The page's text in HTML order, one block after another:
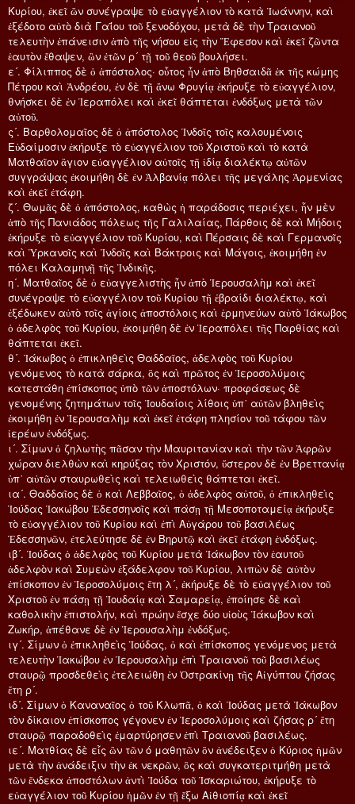
Κυρίου, ἐκεῖ ὢν συνέγραψε τὸ εὐαγγέλιον τὸ κατὰ Ἰωάννην, καὶ
ἐξέδοτο αὐτὸ διὰ Γαΐου τοῦ ξενοδόχου, μετὰ δὲ τὴν Τραιανοῦ
τελευτὴν ἐπάνεισιν ἀπὸ τῆς νήσου εἰς τὴν Ἔφεσον καὶ ἐκεῖ ζῶντα
ἑαυτὸν ἔθαψεν, ὢν ἐτῶν ρ´ τῇ τοῦ θεοῦ βουλήσει.
ε´. Φίλιππος δὲ ὁ ἀπόστολος· οὗτος ἦν ἀπὸ Βηθσαιδᾶ ἐκ τῆς κώμης
Πέτρου καὶ Ἀνδρέου, ἐν δὲ τῇ ἄνω Φρυγίᾳ ἐκήρυξε τὸ εὐαγγέλιον,
θνήσκει δὲ ἐν Ἱεραπόλει καὶ ἐκεῖ θάπτεται ἐνδόξως μετὰ τῶν
αὐτοῦ.
ς´. Βαρθολομαῖος δὲ ὁ ἀπόστολος Ἰνδοῖς τοῖς καλουμένοις
Εὐδαίμοσιν ἐκήρυξε τὸ εὐαγγέλιον τοῦ Χριστοῦ καὶ τὸ κατὰ
Ματθαῖον ἅγιον εὐαγγέλιον αὐτοῖς τῇ ἰδίᾳ διαλέκτῳ αὐτῶν
συγγράψας ἐκοιμήθη δὲ ἐν Ἀλβανίᾳ πόλει τῆς μεγάλης Ἀρμενίας
καὶ ἐκεῖ ἐτάφη.
ζ´. Θωμᾶς δὲ ὁ ἀπόστολος, καθὼς ἡ παράδοσις περιέχει, ἦν μὲν
ἀπὸ τῆς Πανιάδος πόλεως τῆς Γαλιλαίας, Πάρθοις δὲ καὶ Μήδοις
ἐκήρυξε τὸ εὐαγγέλιον τοῦ Κυρίου, καὶ Πέρσαις δὲ καὶ Γερμανοῖς
καὶ Ὑρκανοῖς καὶ Ἰνδοῖς καὶ Βάκτροις καὶ Μάγοις, ἐκοιμήθη ἐν
πόλει Καλαμηνῇ τῆς Ἰνδικῆς.
η´. Ματθαῖος δὲ ὁ εὐαγγελιστὴς ἦν ἀπὸ Ἱερουσαλὴμ καὶ ἐκεῖ
συνέγραψε τὸ εὐαγγέλιον τοῦ Κυρίου τῇ ἑβραίδι διαλέκτῳ, καὶ
ἐξέδωκεν αὐτὸ τοῖς ἁγίοις ἀποστόλοις καὶ ἑρμηνεύων αὐτὸ Ἰάκωβος
ὁ ἀδελφὸς τοῦ Κυρίου, ἐκοιμήθη δὲ ἐν Ἱεραπόλει τῆς Παρθίας καὶ
θάπτεται ἐκεῖ.
θ´. Ἰάκωβος ὁ ἐπικληθεὶς Θαδδαῖος, ἀδελφὸς τοῦ Κυρίου
γενόμενος τὸ κατὰ σάρκα, ὃς καὶ πρῶτος ἐν Ἱεροσολύμοις
κατεστάθη ἐπίσκοπος ὑπὸ τῶν ἀποστόλων· προφάσεως δὲ
γενομένης ζητημάτων τοῖς Ἰουδαίοις λίθοις ὑπ᾿ αὐτῶν βληθεὶς
ἐκοιμήθη ἐν Ἱερουσαλὴμ καὶ ἐκεῖ ἐτάφη πλησίον τοῦ τάφου τῶν
ἱερέων ἐνδόξως.
ι´. Σίμων ὁ ζηλωτὴς πᾶσαν τὴν Μαυριτανίαν καὶ τὴν τῶν Ἀφρῶν
χώραν διελθὼν καὶ κηρύξας τὸν Χριστόν, ὕστερον δὲ ἐν Βρεττανίᾳ
ὑπ᾿ αὐτῶν σταυρωθεὶς καὶ τελειωθεὶς θάπτεται ἐκεῖ.
ια´. Θαδδαῖος δὲ ὁ καὶ Λεββαῖος, ὁ ἀδελφὸς αὐτοῦ, ὁ ἐπικληθεὶς
Ἰούδας Ἰακώβου Ἐδεσσηνοῖς καὶ πάσῃ τῇ Μεσοποταμείᾳ ἐκήρυξε
τὸ εὐαγγέλιον τοῦ Κυρίου καὶ ἐπὶ Αὐγάρου τοῦ βασιλέως
Ἐδεσσηνῶν, ἐτελεύτησε δὲ ἐν Βηρυτῷ καὶ ἐκεῖ ἐτάφη ἐνδόξως.
ιβ´. Ἰούδας ὁ ἀδελφὸς τοῦ Κυρίου μετὰ Ἰάκωβον τὸν ἑαυτοῦ
ἀδελφὸν καὶ Συμεὼν ἐξάδελφον τοῦ Κυρίου, λιπὼν δὲ αὐτὸν
ἐπίσκοπον ἐν Ἱεροσολύμοις ἔτη λ´, ἐκήρυξε δὲ τὸ εὐαγγέλιον τοῦ
Χριστοῦ ἐν πάσῃ τῇ Ἰουδαίᾳ καὶ Σαμαρείᾳ, ἐποίησε δὲ καὶ
καθολικὴν ἐπιστολήν, καὶ πρώην ἔσχε δύο υἱοὺς Ἰάκωβον καὶ
Ζωκήρ, ἀπέθανε δὲ ἐν Ἱερουσαλὴμ ἐνδόξως.
ιγ´. Σίμων ὁ ἐπικληθεὶς Ἰούδας, ὁ καὶ ἐπίσκοπος γενόμενος μετὰ
τελευτὴν Ἰακώβου ἐν Ἱερουσαλὴμ ἐπὶ Τραιανοῦ τοῦ βασιλέως
σταυρῷ προσδεθεὶς ἐτελειώθη ἐν Ὀστρακίνῃ τῆς Αἰγύπτου ζήσας
ἔτη ρ´.
ιδ´. Σίμων ὁ Καναναῖος ὁ τοῦ Κλωπᾶ, ὁ καὶ Ἰούδας μετὰ Ἰάκωβον
τὸν δίκαιον ἐπίσκοπος γέγονεν ἐν Ἱεροσολύμοις καὶ ζήσας ρ´ ἔτη
σταυρῷ παραδοθεὶς ἐμαρτύρησεν ἐπὶ Τραιανοῦ βασιλέως.
ιε´. Ματθίας δὲ εἷς ὢν τῶν ό μαθητῶν ὃν ἀνέδειξεν ὁ Κύριος ἡμῶν
μετὰ τὴν ἀνάδειξιν τὴν ἐκ νεκρῶν, ὃς καὶ συγκατεριτμήθη μετὰ
τῶν ἕνδεκα ἀποστόλων ἀντὶ Ἰούδα τοῦ Ἰσκαριώτου, ἐκήρυξε τὸ
εὐαγγέλιον τοῦ Κυρίου ἡμῶν ἐν τῇ ἔξω Αἰθιοπίᾳ καὶ ἐκεῖ